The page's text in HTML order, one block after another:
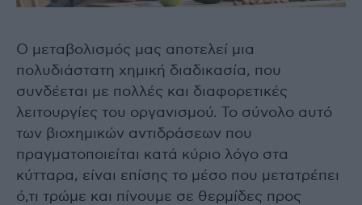
Ο μεταβολισμός μας αποτελεί μια
πολυδιάστατη χημική διαδικασία, που
συνδέεται με πολλές και διαφορετικές
λειτουργίες του οργανισμού. Το σύνολο αυτό
των βιοχημικών αντιδράσεων που
πραγματοποιείται κατά κύριο λόγο στα
κύτταρα, είναι επίσης το μέσο που μετατρέπει
ό,τι τρώμε και πίνουμε σε θερμίδες προς